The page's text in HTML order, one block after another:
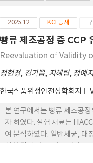
2025.12 KCI 등재
빵류 제조공정 중 CCP
Reevaluation of Validity
정현정, 김기쁨, 지혜림, 정예
한국식품위생안전성학회지
본 연구에서는 빵류 제조공
자 하였다. 실험 재료는
여 분석하였다. 일반세균, 대
효성이 확인되었다. 크림빵